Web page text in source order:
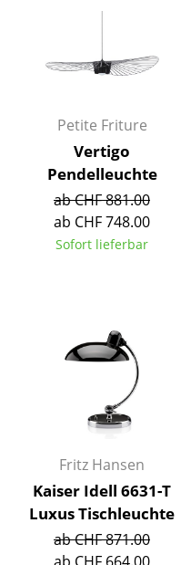
Licht
Tischleuchten
Schreibtischleuchten
Stehleuchten &
Bodenleuchten
Akkuleuchten
... alle Leuchten
Einzelbetten
Stapelbetten
Petite Friture
Vertigo
Pendelleuchte
ab CHF 881.00
ab CHF 748.00
Sofort lieferbar
Fritz Hansen
Kaiser Idell 6631-T
Luxus Tischleuchte
ab CHF 871.00